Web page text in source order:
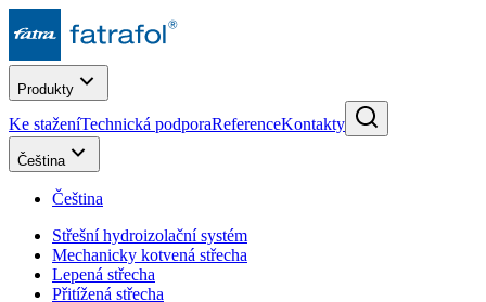
Produkty
Ke staženíTechnická podporaReferenceKontakty
Čeština
Čeština
Střešní hydroizolační systém
Mechanicky kotvená střecha
Lepená střecha
Přitížená střecha